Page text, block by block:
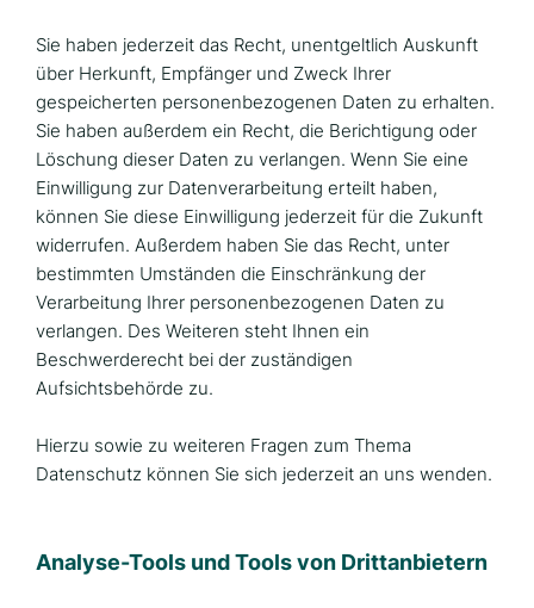
Sie haben jederzeit das Recht, unentgeltlich Auskunft
über Herkunft, Empfänger und Zweck Ihrer
gespeicherten personenbezogenen Daten zu erhalten.
Sie haben außerdem ein Recht, die Berichtigung oder
Löschung dieser Daten zu verlangen. Wenn Sie eine
Einwilligung zur Datenverarbeitung erteilt haben,
können Sie diese Einwilligung jederzeit für die Zukunft
widerrufen. Außerdem haben Sie das Recht, unter
bestimmten Umständen die Einschränkung der
Verarbeitung Ihrer personenbezogenen Daten zu
verlangen. Des Weiteren steht Ihnen ein
Beschwerderecht bei der zuständigen
Aufsichtsbehörde zu.
Hierzu sowie zu weiteren Fragen zum Thema
Datenschutz können Sie sich jederzeit an uns wenden.
Analyse-Tools und Tools von Dritt­anbietern